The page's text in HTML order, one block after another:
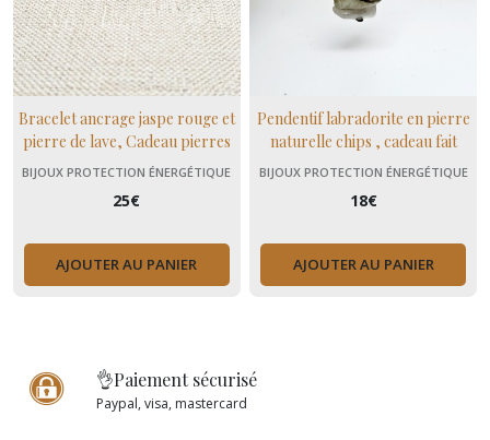
Bracelet ancrage jaspe rouge et
pierre de lave, Cadeau pierres
naturelles pour hommes ou
BIJOUX PROTECTION ÉNERGÉTIQUE
25€
AJOUTER AU PANIER
Pendentif labradorite en pierre
naturelle chips , cadeau fait
mains femme,domidora
BIJOUX PROTECTION ÉNERGÉTIQUE
18€
AJOUTER AU PANIER
👌Paiement sécurisé
Paypal, visa, mastercard